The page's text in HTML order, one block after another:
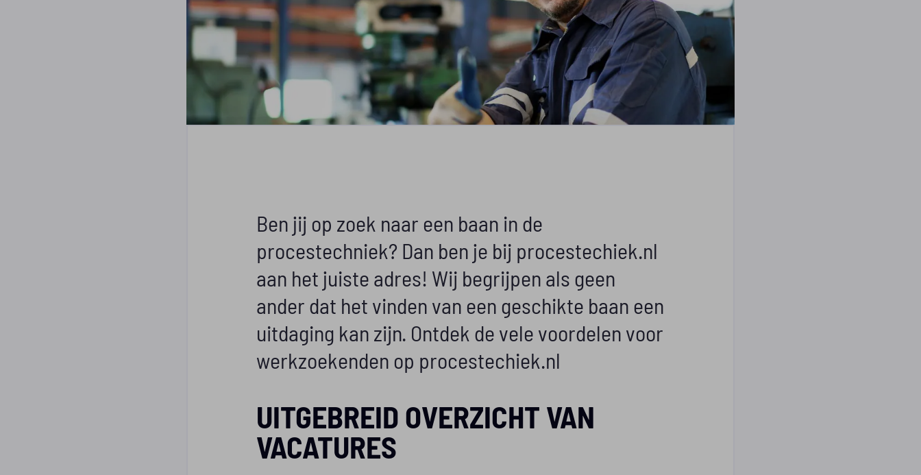
Ben jij op zoek naar een baan in de
procestechniek? Dan ben je bij procestechiek.nl
aan het juiste adres! Wij begrijpen als geen
ander dat het vinden van een geschikte baan een
uitdaging kan zijn. Ontdek de vele voordelen voor
werkzoekenden op procestechiek.nl
UITGEBREID OVERZICHT VAN
VACATURES